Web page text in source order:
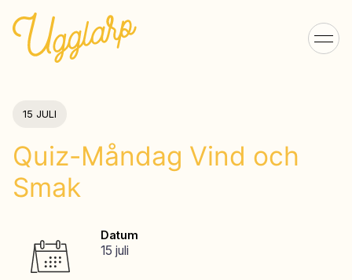
15 JULI
Quiz-Måndag Vind och
Smak
Datum
15 juli